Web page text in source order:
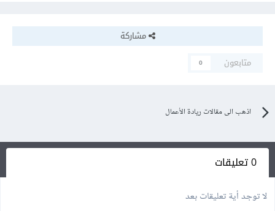
مشاركة
متابعون
0
اذهب الى مقالات ريادة الأعمال
0 تعليقات
لا توجد أية تعليقات بعد